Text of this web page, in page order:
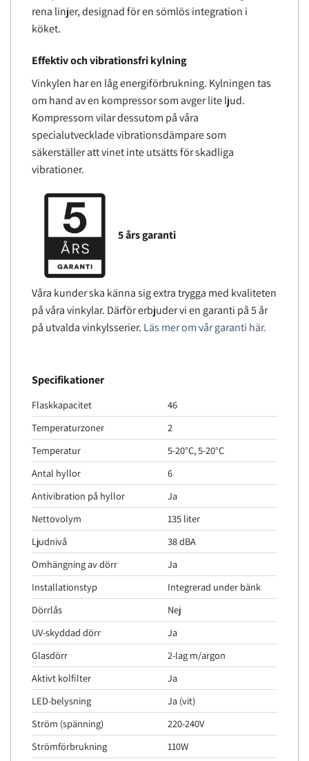
rena linjer, designad för en sömlös integration i
köket.
Effektiv och vibrationsfri kylning
Vinkylen har en låg energiförbrukning. Kylningen tas
om hand av en kompressor som avger lite ljud.
Kompressorn vilar dessutom på våra
specialutvecklade vibrationsdämpare som
säkerställer att vinet inte utsätts för skadliga
vibrationer.
5 års garanti
Våra kunder ska känna sig extra trygga med kvaliteten
på våra vinkylar. Därför erbjuder vi en garanti på 5 år
på utvalda vinkylsserier. Läs mer om vår garanti här.
Specifikationer
Flaskkapacitet
46
Temperaturzoner
2
Temperatur
5-20°C, 5-20°C
Antal hyllor
6
Antivibration på hyllor
Ja
Nettovolym
135 liter
Ljudnivå
38 dBA
Omhängning av dörr
Ja
Installationstyp
Integrerad under bänk
Dörrlås
Nej
UV-skyddad dörr
Ja
Glasdörr
2-lag m/argon
Aktivt kolfilter
Ja
LED-belysning
Ja (vit)
Ström (spänning)
220-240V
Strömförbrukning
110W